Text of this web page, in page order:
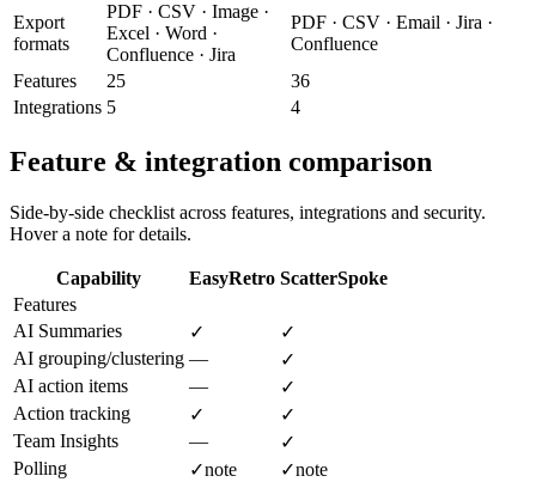
Export
formats
PDF · CSV · Image ·
Excel · Word ·
Confluence · Jira
PDF · CSV · Email · Jira ·
Confluence
Features
25
36
Integrations 5 4
Feature & integration comparison
Side-by-side checklist across features, integrations and security.
Hover a note for details.
Capability EasyRetro ScatterSpoke
Features
AI Summaries
✓
✓
AI grouping/clustering —
✓
AI action items
—
✓
Action tracking
✓
✓
Team Insights
—
✓
Polling
✓note ✓note